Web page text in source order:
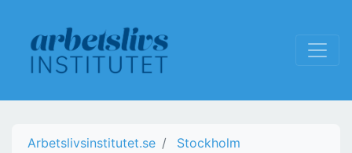
Arbetslivsinstitutet.se
Stockholm